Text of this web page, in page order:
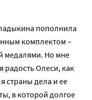
пополнила
комплектом –
медалями. Но мне
радость Олеси, как
страны дела и ее
в которой долгое